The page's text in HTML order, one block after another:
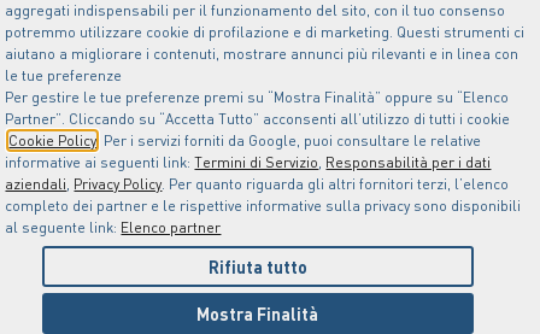
aggregati indispensabili per il funzionamento del sito, con il tuo consenso
potremmo utilizzare cookie di profilazione e di marketing. Questi strumenti ci
aiutano a migliorare i contenuti, mostrare annunci più rilevanti e in linea con
le tue preferenze
Per gestire le tue preferenze premi su “Mostra Finalità” oppure su “Elenco
Partner”. Cliccando su “Accetta Tutto” acconsenti all’utilizzo di tutti i cookie
Cookie Policy . Per i servizi forniti da Google, puoi consultare le relative
informative ai seguenti link:Termini di Servizio, Responsabilità per i dati
aziendali, Privacy Policy. Per quanto riguarda gli altri fornitori terzi, l’elenco
completo dei partner e le rispettive informative sulla privacy sono disponibili
al seguente link: Elenco partner
Rifiuta tutto
Mostra Finalità